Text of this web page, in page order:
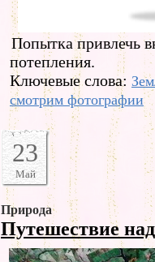
Попытка привлечь
потепления.
Ключевые слова:
смотрим фотографии
23
Май
Природа
Путешествие